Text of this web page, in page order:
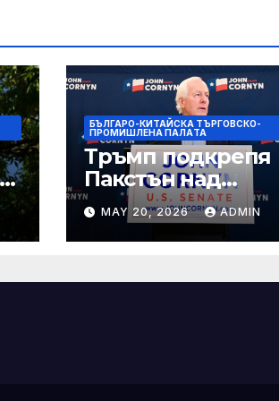
БЪЛГАРО-КИТАЙСКА ТЪРГОВСКО-
ПРОМИШЛЕНА ПАЛAТА
Тръмп подкрепя
Пакстън над
Корнин за сенатор
от Тексас в
шокираща
MAY 20, 2026 ADMIN